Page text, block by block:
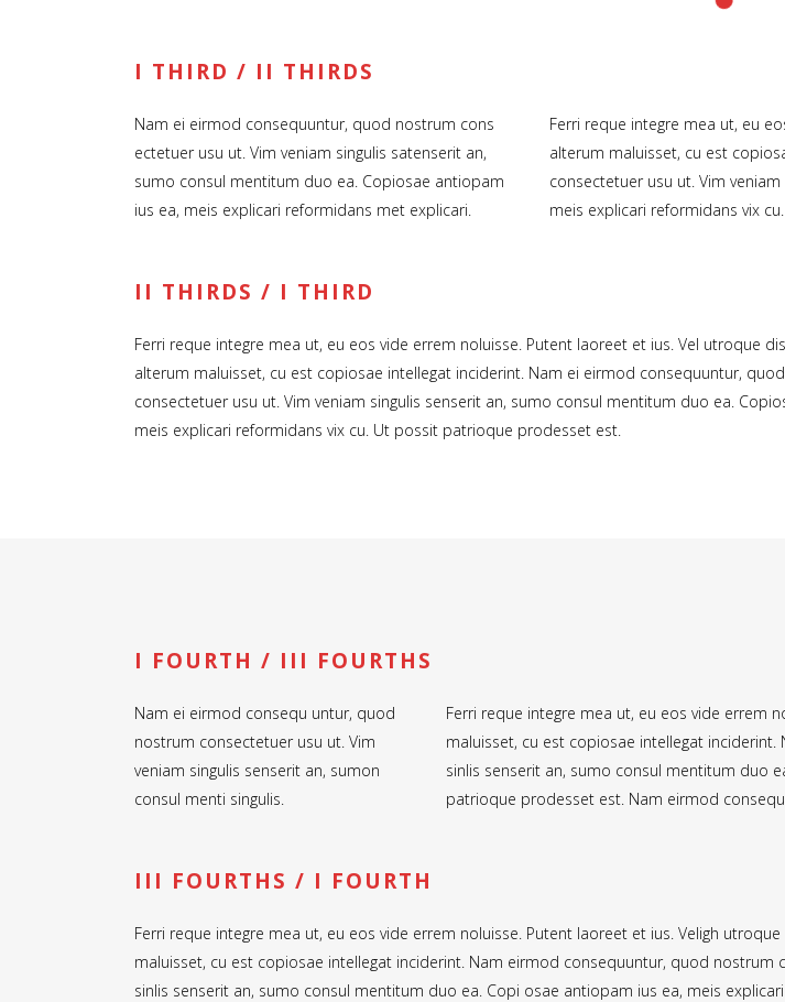
I THIRD / II THIRDS
Nam ei eirmod consequuntur, quod nostrum cons
ectetuer usu ut. Vim veniam singulis satenserit an,
sumo consul mentitum duo ea. Copiosae antiopam
ius ea, meis explicari reformidans met explicari.
Ferri reque integre mea ut, eu
alterum maluisset, cu est
consectetuer usu ut. Vim
meis explicari reformidans vix
II THIRDS / I THIRD
Ferri reque integre mea ut, eu eos vide errem noluisse. Putent laoreet et ius. Vel utroque
alterum maluisset, cu est copiosae intellegat inciderint. Nam ei eirmod consequuntur,
consectetuer usu ut. Vim veniam singulis senserit an, sumo consul mentitum duo ea.
meis explicari reformidans vix cu. Ut possit patrioque prodesset est.
I FOURTH / III FOURTHS
Nam ei eirmod consequ untur, quod
nostrum consectetuer usu ut. Vim
veniam singulis senserit an, sumon
consul menti singulis.
Ferri reque integre mea ut, eu eos vide errem
maluisset, cu est copiosae intellegat
sinlis senserit an, sumo consul mentitum duo
patrioque prodesset est. Nam eirmod
III FOURTHS / I FOURTH
Ferri reque integre mea ut, eu eos vide errem noluisse. Putent laoreet et ius. Veligh
maluisset, cu est copiosae intellegat inciderint. Nam eirmod consequuntur, quod nostrum
sinlis senserit an, sumo consul mentitum duo ea. Copi osae antiopam ius ea, meis
Locaton: Los Angeles, CA